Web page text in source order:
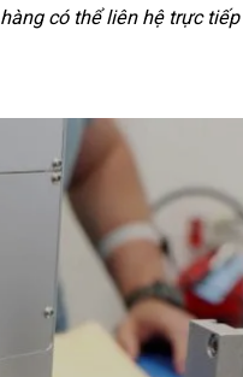
có thể liên hệ trực